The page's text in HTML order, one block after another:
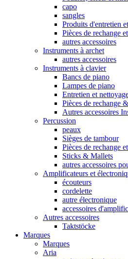
capo
sangles
Produits d'entretien
Pièces de rechange
autres accessoires
Instruments à archet
autres accessoires
Instruments à clavier
Bancs de piano
Lampes de piano
Entretien et
Pièces de rechange
Autres accessoires
Percussion
peaux
Sièges de tambour
Pièces de rechange
Sticks & Mallets
autres accessoires
Amplificateurs et
écouteurs
cordelette
autre électronique
accessoires
Autres accessoires
Taktstöcke
Marques
Marques
Aria